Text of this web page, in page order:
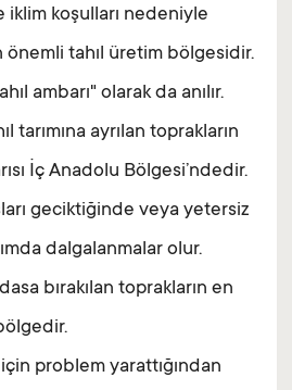
iklim koşulları nedeniyle
önemli tahıl üretim bölgesidir.
ambarı" olarak da anılır.
tarımına ayrılan toprakların
İç Anadolu Bölgesi’ndedir.
geciktiğinde veya yetersiz
dalgalanmalar olur.
bırakılan toprakların en
için problem yarattığından